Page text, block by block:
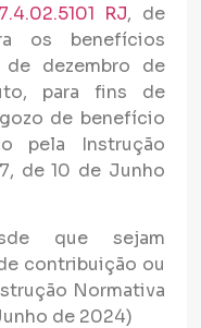
RJ, de
os benefícios
dezembro de
para fins de
de benefício
pela Instrução
de 10 de Junho
que sejam
contribuição ou
Normativa
de 2024)